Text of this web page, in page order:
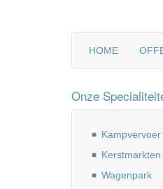
HOME
Onze
Kerstmarkten
Wagenpark